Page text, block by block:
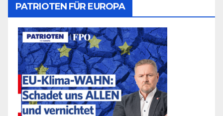
PATRIOTEN FÜR EUROPA